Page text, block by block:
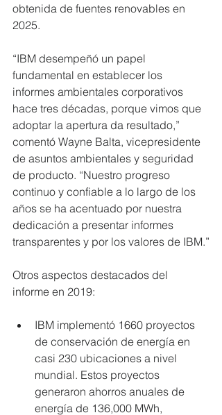
obtenida de fuentes renovables en
2025.
“IBM desempeñó un papel
fundamental en establecer los
informes ambientales corporativos
hace tres décadas, porque vimos que
adoptar la apertura da resultado,”
comentó Wayne Balta, vicepresidente
de asuntos ambientales y seguridad
de producto. “Nuestro progreso
continuo y confiable a lo largo de los
años se ha acentuado por nuestra
dedicación a presentar informes
transparentes y por los valores de IBM.”
Otros aspectos destacados del
informe en 2019:
IBM implementó 1660 proyectos
de conservación de energía en
casi 230 ubicaciones a nivel
mundial. Estos proyectos
generaron ahorros anuales de
energía de 136,000 MWh,